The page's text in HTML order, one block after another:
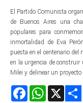
El Partido Comunista
de Buenos Aires una
populares para
inmortalidad de Eva
puesta en el centenario del
en la urgencia de construir
Milei y delinear un
FacebookWhatsApp